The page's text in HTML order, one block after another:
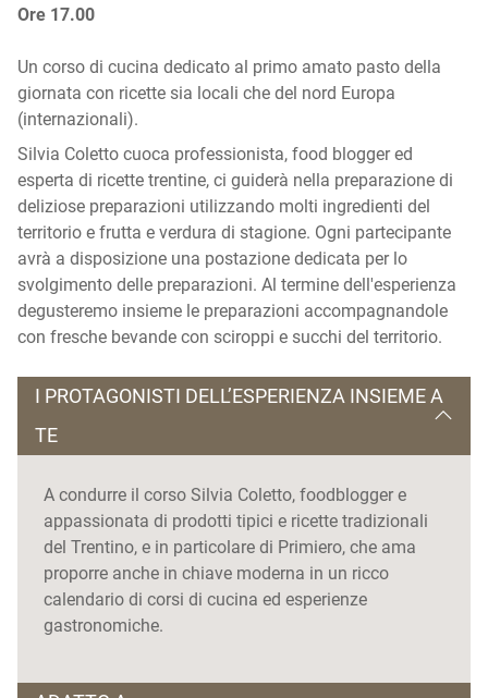
Ore 17.00
Un corso di cucina dedicato al primo amato pasto della
giornata con ricette sia locali che del nord Europa
(internazionali).
Silvia Coletto cuoca professionista, food blogger ed
esperta di ricette trentine, ci guiderà nella preparazione di
deliziose preparazioni utilizzando molti ingredienti del
territorio e frutta e verdura di stagione. Ogni partecipante
avrà a disposizione una postazione dedicata per lo
svolgimento delle preparazioni. Al termine dell'esperienza
degusteremo insieme le preparazioni accompagnandole
con fresche bevande con sciroppi e succhi del territorio.
I PROTAGONISTI DELL’ESPERIENZA INSIEME A
TE
A condurre il corso Silvia Coletto, foodblogger e
appassionata di prodotti tipici e ricette tradizionali
del Trentino, e in particolare di Primiero, che ama
proporre anche in chiave moderna in un ricco
calendario di corsi di cucina ed esperienze
gastronomiche.